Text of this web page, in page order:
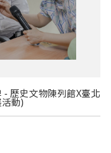
歷史文物陳列館X臺北
動)